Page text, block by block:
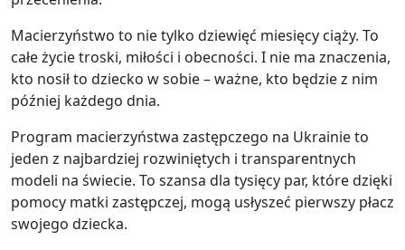
Macierzyństwo to nie tylko dziewięć miesięcy ciąży. To
całe życie troski, miłości i obecności. I nie ma znaczenia,
kto nosił to dziecko w sobie – ważne, kto będzie z nim
później każdego dnia.
Program macierzyństwa zastępczego na Ukrainie to
jeden z najbardziej rozwiniętych i transparentnych
modeli na świecie. To szansa dla tysięcy par, które dzięki
pomocy matki zastępczej, mogą usłyszeć pierwszy płacz
swojego dziecka.